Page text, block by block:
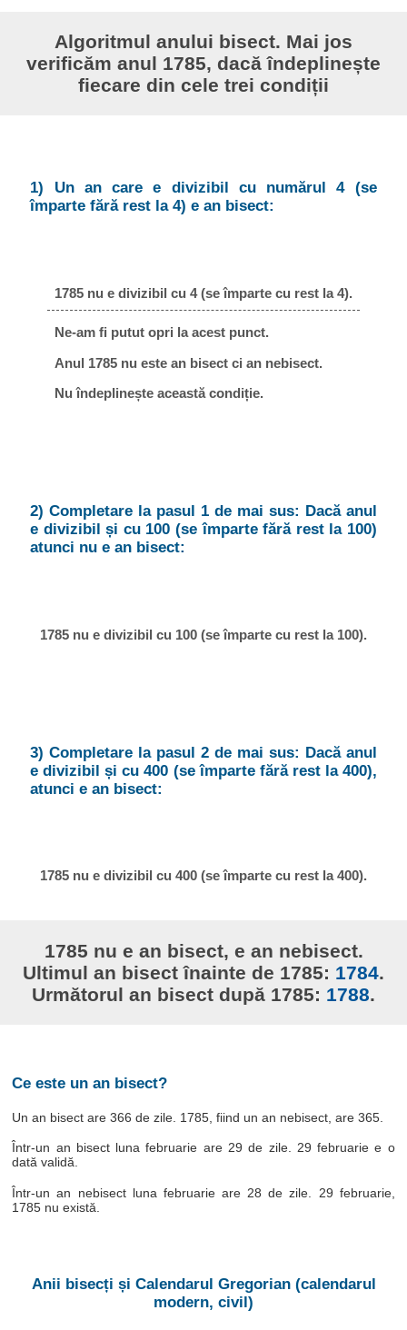
Algoritmul anului bisect. Mai jos
verificăm anul 1785, dacă îndeplinește
fiecare din cele trei condiții
1) Un an care e divizibil cu numărul 4 (se
împarte fără rest la 4) e an bisect:
1785 nu e divizibil cu 4 (se împarte cu rest la 4).
Ne-am fi putut opri la acest punct.
Anul 1785 nu este an bisect ci an nebisect.
Nu îndeplinește această condiție.
2) Completare la pasul 1 de mai sus: Dacă anul
e divizibil și cu 100 (se împarte fără rest la 100)
atunci nu e an bisect:
1785 nu e divizibil cu 100 (se împarte cu rest la 100).
3) Completare la pasul 2 de mai sus: Dacă anul
e divizibil și cu 400 (se împarte fără rest la 400),
atunci e an bisect:
1785 nu e divizibil cu 400 (se împarte cu rest la 400).
1785 nu e an bisect, e an nebisect.
Ultimul an bisect înainte de 1785: 1784.
Următorul an bisect după 1785: 1788.
Ce este un an bisect?
Un an bisect are 366 de zile. 1785, fiind un an nebisect, are 365.
Într-un an bisect luna februarie are 29 de zile. 29 februarie e o
dată validă.
Într-un an nebisect luna februarie are 28 de zile. 29 februarie,
1785 nu există.
Anii bisecți și Calendarul Gregorian (calendarul
modern, civil)